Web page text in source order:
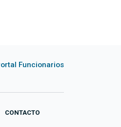
Funcionarios
CONTACTO